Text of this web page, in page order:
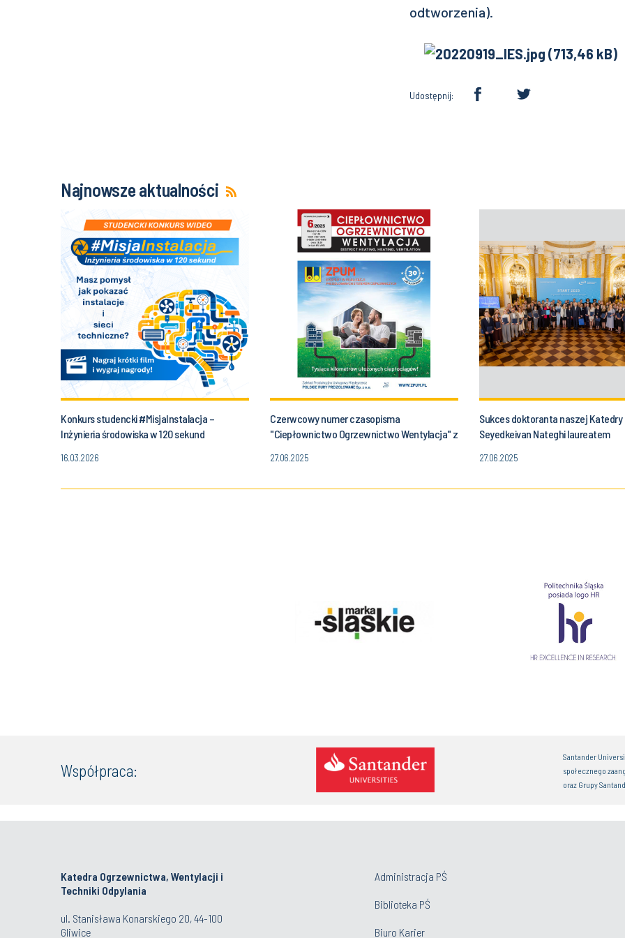
odtworzenia).
Udostępnij:
Najnowsze aktualności
Konkurs studencki #MisjaInstalacja –
Inżynieria środowiska w 120 sekund
16.03.2026
Czerwcowy numer czasopisma
"Ciepłownictwo Ogrzewnictwo Wentylacja" z
27.06.2025
Sukces doktoranta naszej Katedry
Seyedkeivan Nateghi laureatem
27.06.2025
Współpraca:
Santander
społecznego
oraz Grupy
Katedra Ogrzewnictwa, Wentylacji i
Techniki Odpylania
ul. Stanisława Konarskiego 20, 44-100
Gliwice
Administracja PŚ
Biblioteka PŚ
Biuro Karier